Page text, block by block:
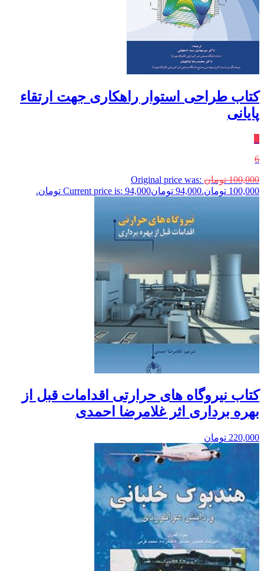
کتاب طراحی استوار راهکاری جهت ارتقاء
پایانی
6
100,000 تومان Original price was:
100,000 تومان.
94,000 تومانCurrent price is: 94,000 تومان.
کتاب نیروگاه های حرارتی اقدامات قبل از
بهره برداری اثر غلامرضا احمدی
220,000 تومان